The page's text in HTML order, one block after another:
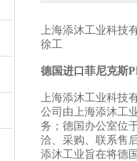
上海添沐工业科技
徐工
德国进口菲尼克斯
上海添沐工业科技
公司由上海添沐工
务；德国办公室位
洽、采购、联系售
添沐工业旨在将德